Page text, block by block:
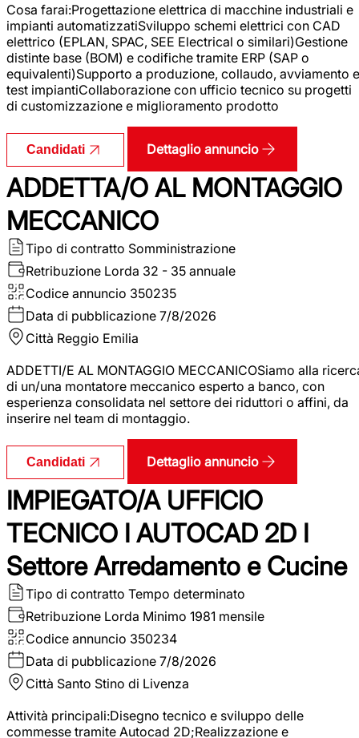
Cosa farai:Progettazione elettrica di macchine industriali e
impianti automatizzatiSviluppo schemi elettrici con CAD
elettrico (EPLAN, SPAC, SEE Electrical o similari)Gestione
distinte base (BOM) e codifiche tramite ERP (SAP o
equivalenti)Supporto a produzione, collaudo, avviamento e
test impiantiCollaborazione con ufficio tecnico su progetti
di customizzazione e miglioramento prodotto
Candidati Dettaglio annuncio
ADDETTA/O AL MONTAGGIO
MECCANICO
Tipo di contratto Somministrazione
Retribuzione Lorda 32 - 35 annuale
Codice annuncio 350235
Data di pubblicazione 7/8/2026
Città Reggio Emilia
ADDETTI/E AL MONTAGGIO MECCANICOSiamo alla
di un/una montatore meccanico esperto a banco, con
esperienza consolidata nel settore dei riduttori o affini, da
inserire nel team di montaggio.
Candidati Dettaglio annuncio
IMPIEGATO/A UFFICIO
TECNICO I AUTOCAD 2D I
Settore Arredamento e Cucine
Tipo di contratto Tempo determinato
Retribuzione Lorda Minimo 1981 mensile
Codice annuncio 350234
Data di pubblicazione 7/8/2026
Città Santo Stino di Livenza
Attività principali:Disegno tecnico e sviluppo delle
commesse tramite Autocad 2D;Realizzazione e